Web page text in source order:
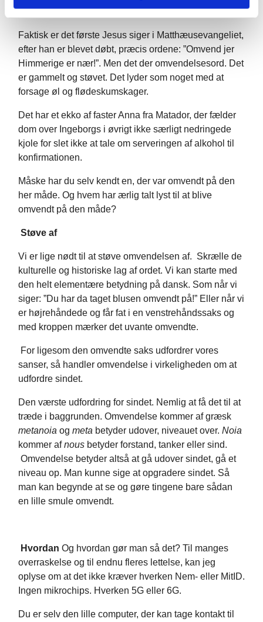
noget, der er helt omvendt.
Faktisk er det første Jesus siger i Matthæusevangeliet,
efter han er blevet døbt, præcis ordene: ”Omvend jer
Himmerige er nær!”. Men det der omvendelsesord. Det
er gammelt og støvet. Det lyder som noget med at
forsage øl og flødeskumskager.
Det har et ekko af faster Anna fra Matador, der fælder
dom over Ingeborgs i øvrigt ikke særligt nedringede
kjole for slet ikke at tale om serveringen af alkohol til
konfirmationen.
Måske har du selv kendt en, der var omvendt på den
her måde. Og hvem har ærlig talt lyst til at blive
omvendt på den måde?
Støve af
Vi er lige nødt til at støve omvendelsen af. Skrælle de
kulturelle og historiske lag af ordet. Vi kan starte med
den helt elementære betydning på dansk. Som når vi
siger: ”Du har da taget blusen omvendt på!” Eller når vi
er højrehåndede og får fat i en venstrehåndssaks og
med kroppen mærker det uvante omvendte.
For ligesom den omvendte saks udfordrer vores
sanser, så handler omvendelse i virkeligheden om at
udfordre sindet.
Den værste udfordring for sindet. Nemlig at få det til at
træde i baggrunden. Omvendelse kommer af græsk
metanoia og meta betyder udover, niveauet over. Noia
kommer afnous betyder forstand, tanker eller sind.
Omvendelse betyder altså at gå udover sindet, gå et
niveau op. Man kunne sige at opgradere sindet. Så
man kan begynde at se og gøre tingene bare sådan
en lille smule omvendt.
Hvordan Og hvordan gør man så det? Til manges
overraskelse og til endnu fleres lettelse, kan jeg
oplyse om at det ikke kræver hverken Nem- eller MitID.
Ingen mikrochips. Hverken 5G eller 6G.
Du er selv den lille computer, der kan tage kontakt til